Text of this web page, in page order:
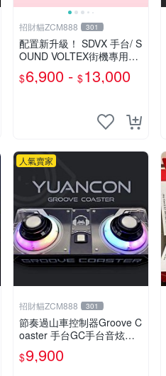
招財貓ZCM888 301
配置新升級！ SDVX 手台/ S
OUND VOLTEX街機專用代
號：FAUCETWO+
$6,900 - $13,000
人氣賣家
招財貓ZCM888 301
節奏過山車控制器Groove C
oaster 手台GC手台音炫軌
道控制器
$9,900